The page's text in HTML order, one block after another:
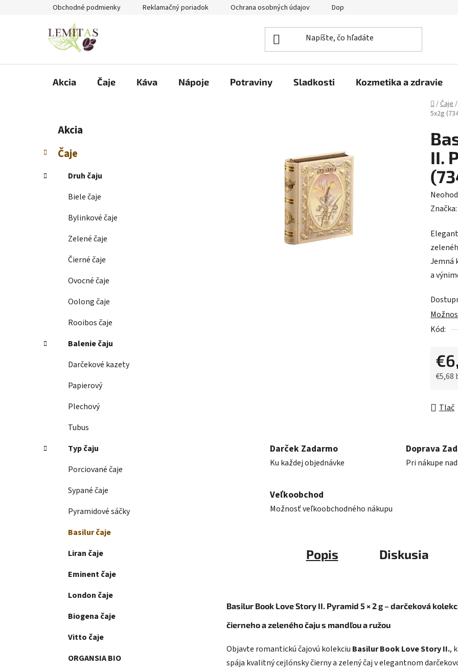
Obchodné podmienky Reklamačný poriadok Ochrana osobných údajov Doprava a platba
Akcia Čaje Káva Nápoje Potraviny Sladkosti Kozmetika a zdravie
Domov
/Čaje/
5x2g
č
ý
Preskočiť
kategórie
t
e
ó
Akcia
Čaje
Druh čaju
Biele čaje
Bylinkové čaje
Zelené čaje
Čierné čaje
Ovocné čaje
Oolong čaje
Rooibos čaje
Balenie čaju
Darčekové kazety
Papierový
Plechový
Tubus
Typ čaju
Porciované čaje
Sypané čaje
Pyramidové sáčky
Basilur čaje
Liran čaje
Eminent čaje
London čaje
Biogena čaje
Vitto čaje
ORGANSIA BIO
II.
je
0,0
z
5
Značka:
Jemná
a
Kód:
€5,68
Tlač
Darček Zadarmo
Ku každej objednávke
Doprava
Pri nákupe
Veľkoobchod
Možnosť veľkoobchodného nákupu
Popis Diskusia
Basilur Book Love Story II. Pyramid 5 × 2 g – darčeková
čierneho a zeleného čaju s mandľou a ružou
Objavte romantickú čajovú kolekciu Basilur Book Love Story II.,
spája kvalitný cejlónsky čierny a zelený čaj v elegantnom